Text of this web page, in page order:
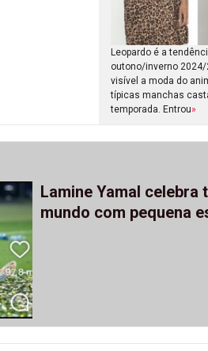
Leopardo é a
outono/inverno 2024/
visível a moda do
típicas manchas
temporada. Entrou»
Lamine Yamal celebra
mundo com pequena